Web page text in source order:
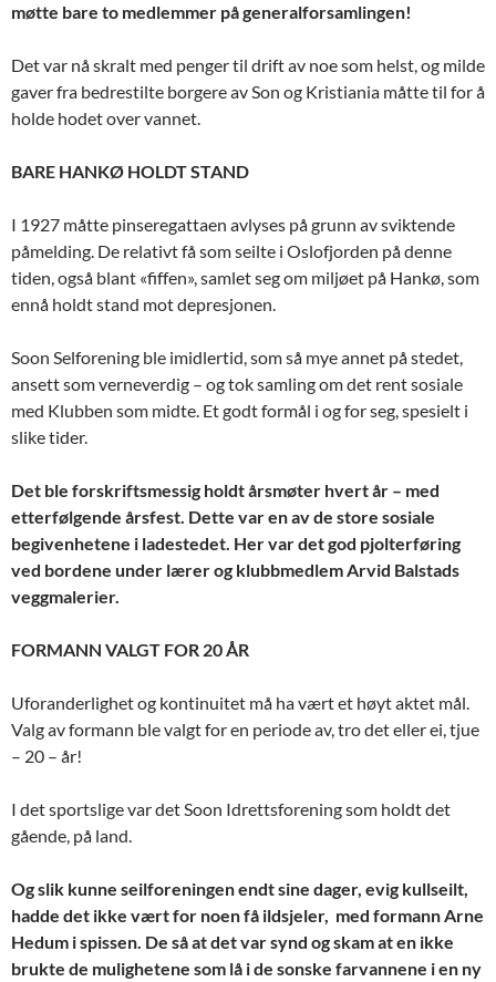
møtte bare to medlemmer på generalforsamlingen!
Det var nå skralt med penger til drift av noe som helst, og milde
gaver fra bedrestilte borgere av Son og Kristiania måtte til for å
holde hodet over vannet.
BARE HANKØ HOLDT STAND
I 1927 måtte pinseregattaen avlyses på grunn av sviktende
påmelding. De relativt få som seilte i Oslofjorden på denne
tiden, også blant «fiffen», samlet seg om miljøet på Hankø, som
ennå holdt stand mot depresjonen.
Soon Selforening ble imidlertid, som så mye annet på stedet,
ansett som verneverdig – og tok samling om det rent sosiale
med Klubben som midte. Et godt formål i og for seg, spesielt i
slike tider.
Det ble forskriftsmessig holdt årsmøter hvert år – med
etterfølgende årsfest. Dette var en av de store sosiale
begivenhetene i ladestedet. Her var det god pjolterføring
ved bordene under lærer og klubbmedlem Arvid Balstads
veggmalerier.
FORMANN VALGT FOR 20 ÅR
Uforanderlighet og kontinuitet må ha vært et høyt aktet mål.
Valg av formann ble valgt for en periode av, tro det eller ei, tjue
– 20 – år!
I det sportslige var det Soon Idrettsforening som holdt det
gående, på land.
Og slik kunne seilforeningen endt sine dager, evig kullseilt,
hadde det ikke vært for noen få ildsjeler, med formann Arne
Hedum i spissen. De så at det var synd og skam at en ikke
brukte de mulighetene som lå i de sonske farvannene i en ny